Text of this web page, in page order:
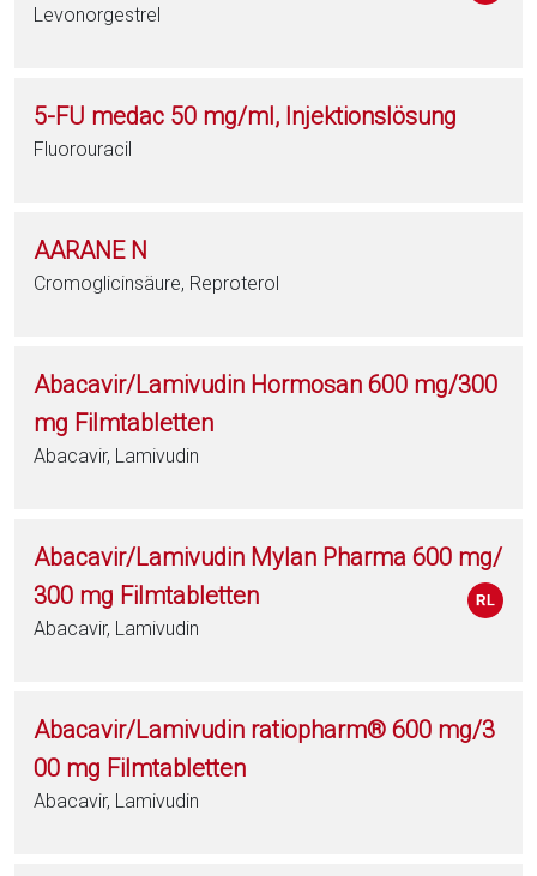
Levonorgestrel
5-FU medac 50 mg/ml, Injektionslösung
Fluorouracil
AARANE N
Cromoglicinsäure, Reproterol
Abacavir/Lamivudin Hormosan 600 mg/300
mg Filmtabletten
Abacavir, Lamivudin
Abacavir/Lamivudin Mylan Pharma 600 mg/
300 mg Filmtabletten
Abacavir, Lamivudin
Abacavir/Lamivudin ratiopharm® 600 mg/3
00 mg Filmtabletten
Abacavir, Lamivudin